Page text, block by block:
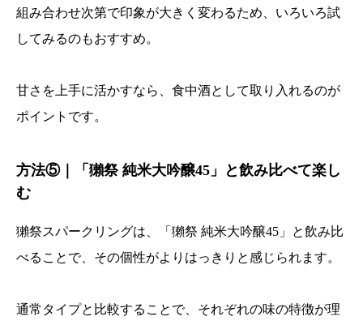
組み合わせ次第で印象が大きく変わるため、いろいろ試
してみるのもおすすめ。
甘さを上手に活かすなら、食中酒として取り入れるのが
ポイントです。
方法⑤｜「獺祭 純米大吟醸45」と飲み比べて楽し
む
獺祭スパークリングは、「獺祭 純米大吟醸45」と飲み比
べることで、その個性がよりはっきりと感じられます。
通常タイプと比較することで、それぞれの味の特徴が理